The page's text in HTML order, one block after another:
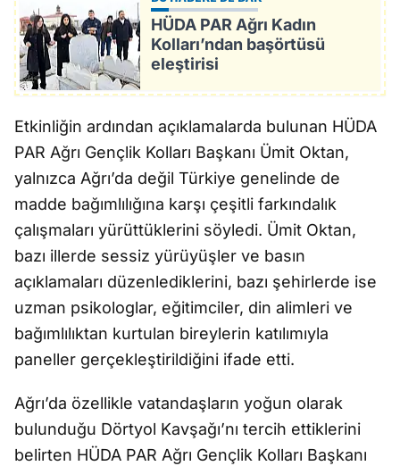
HÜDA PAR Ağrı Kadın
Kolları’ndan başörtüsü
eleştirisi
Etkinliğin ardından açıklamalarda bulunan HÜDA
PAR Ağrı Gençlik Kolları Başkanı Ümit Oktan,
yalnızca Ağrı’da değil Türkiye genelinde de
madde bağımlılığına karşı çeşitli farkındalık
çalışmaları yürüttüklerini söyledi. Ümit Oktan,
bazı illerde sessiz yürüyüşler ve basın
açıklamaları düzenlediklerini, bazı şehirlerde ise
uzman psikologlar, eğitimciler, din alimleri ve
bağımlılıktan kurtulan bireylerin katılımıyla
paneller gerçekleştirildiğini ifade etti.
Ağrı’da özellikle vatandaşların yoğun olarak
bulunduğu Dörtyol Kavşağı’nı tercih ettiklerini
belirten HÜDA PAR Ağrı Gençlik Kolları Başkanı